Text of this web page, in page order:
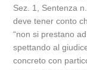
Sez. 1, Sentenza
deve tener conto
“non si prestano
spettando al
concreto con